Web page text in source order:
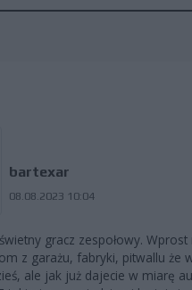
bartexar
08.08.2023 10:04
gracz zespołowy.
z garażu, fabryki, pitwallu że
ale jak już dajecie w miarę